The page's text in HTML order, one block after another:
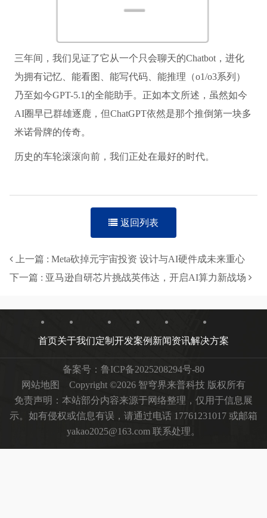
三年间，我们见证了它从一个只会聊天的Chatbot，进化
为拥有记忆、能看图、能写代码、能推理（o1/o3系列）
乃至如今GPT-5.1的全能助手。正如本文所述，虽然如今
AI圈早已群雄逐鹿，但ChatGPT依然是那个推倒第一块多
米诺骨牌的传奇。
历史的车轮滚滚向前，我们正处在最好的时代。
返回列表
上一篇 : Meta砍掉元宇宙投资 设计与AI硬件成未来重心
下一篇 : 亚马逊自研芯片挑战英伟达，开启AI算力新战场
首页关于我们定制开发案例 新闻资讯解决方案
备案号： 鲁ICP备2025208294号-80
网站地图
Copyright ©2026 智穹界来普科技 版权所有
免责声明：本站部分内容来源于网络整理，仅用于信息展
示。如有侵权或信息有误，请通过电话 17761231017 或邮箱
yakao2025@163.com 联系处理。